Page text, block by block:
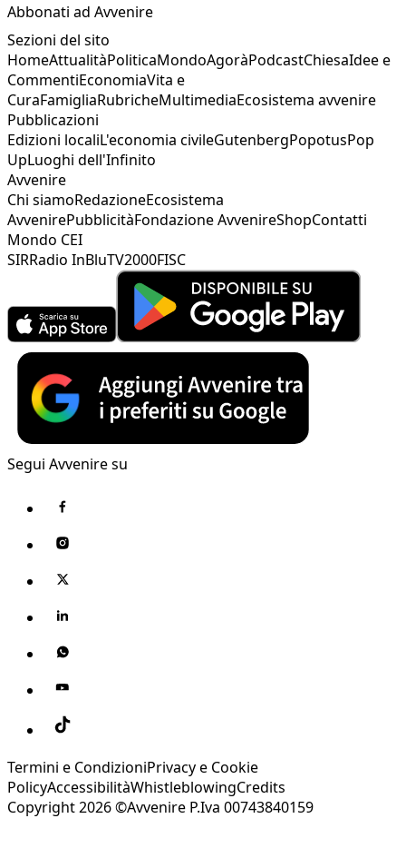
Abbonati ad Avvenire
Sezioni del sito
HomeAttualitàPoliticaMondoAgoràPodcastChiesaIdee e
CommentiEconomiaVita e
CuraFamigliaRubricheMultimediaEcosistema avvenire
Pubblicazioni
Edizioni localiL'economia civileGutenbergPopotusPop
UpLuoghi dell'Infinito
Avvenire
Chi siamoRedazioneEcosistema
AvvenirePubblicitàFondazione AvvenireShopContatti
Mondo CEI
SIRRadio InBluTV2000FISC
Segui Avvenire su
Termini e CondizioniPrivacy e Cookie
PolicyAccessibilitàWhistleblowingCredits
Copyright 2026 ©Avvenire P.Iva 00743840159